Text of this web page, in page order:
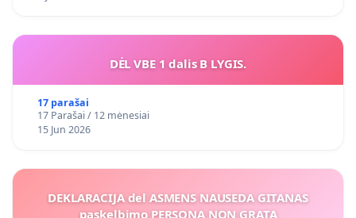
DĖL VBE 1 dalis B LYGIS.
17 parašai
17 Parašai / 12 mėnesiai
15 Jun 2026
DEKLARACIJA del ASMENS NAUSEDA GITANAS
paskelbimo PERSONA NON GRATA